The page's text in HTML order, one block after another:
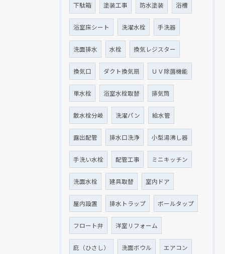
下駄箱 塗装工事 防水塗装 浴槽
浴室床シート 洗濯水栓 手洗器
洗面排水 水栓 換気レジスター
換気口 ダクト換気扇 ＵＶ除菌機能
単水栓 浴室水栓取替 排気筒
散水栓分岐 洗濯パン 給水管
露出配管 排水口洗浄 小型湯沸し器
手洗い水栓 配管工事 ミニキッチン
洗面水栓 建具取替 室内ドア
屋内設置 排水トラップ ボールタップ
フロート弁 洋室リフォーム
庇（ひさし） 洗面ボウル エアコン